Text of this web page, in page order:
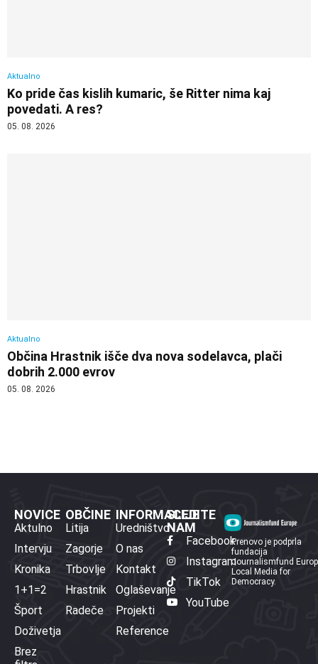
Aktualno
Ko pride čas kislih kumaric, še Ritter nima kaj
povedati. A res?
05. 08. 2026
Aktualno
Občina Hrastnik išče dva nova sodelavca, plači
dobrih 2.000 evrov
05. 08. 2026
NOVICE
Aktulno
Intervju
Kronika
1+1=2
Šport
Doživetja
Brez
OBČINE
Litija
Zagorje
Trbovlje
Hrastnik
Radeče
INFORMACIJE
Uredništvo
O nas
Kontakt
Oglaševanje
Projekti
Reference
SLEDITE
NAM
Facebook
Instagram
TikTok
YouTube
Prenovo je podprla
fundacija
Journalismfund
Local Media for
Democracy.